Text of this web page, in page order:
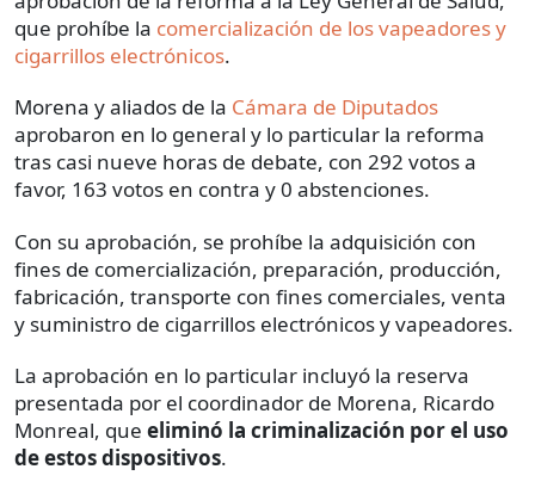
que prohíbe la comercialización de los vapeadores y
cigarrillos electrónicos.
Morena y aliados de la Cámara de Diputados
aprobaron en lo general y lo particular la reforma
tras casi nueve horas de debate, con 292 votos a
favor, 163 votos en contra y 0 abstenciones.
Con su aprobación, se prohíbe la adquisición con
fines de comercialización, preparación, producción,
fabricación, transporte con fines comerciales, venta
y suministro de cigarrillos electrónicos y vapeadores.
La aprobación en lo particular incluyó la reserva
presentada por el coordinador de Morena, Ricardo
Monreal, que eliminó la criminalización por el uso
de estos dispositivos.